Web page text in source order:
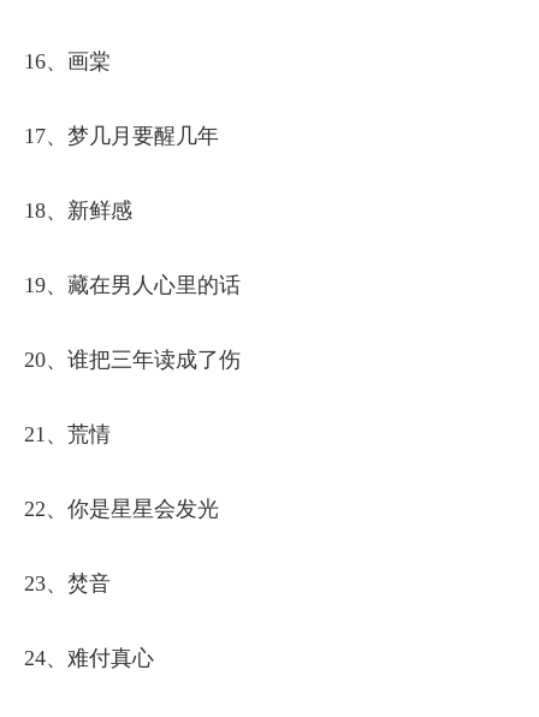
16、画棠
17、梦几月要醒几年
18、新鲜感
19、藏在男人心里的话
20、谁把三年读成了伤
21、荒情
22、你是星星会发光
23、焚音
24、难付真心